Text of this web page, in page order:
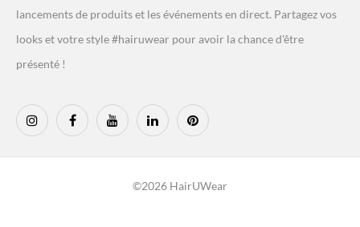
lancements de produits et les événements en direct. Partagez vos
looks et votre style #hairuwear pour avoir la chance d'être
présenté !
©2026 HairUWear